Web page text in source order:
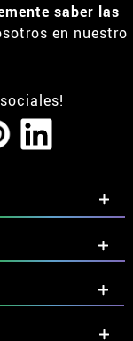
saber las
en nuestro